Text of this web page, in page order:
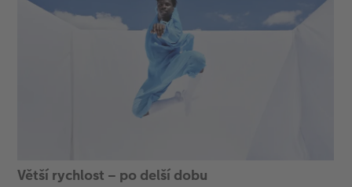
Větší rychlost – po delší dobu